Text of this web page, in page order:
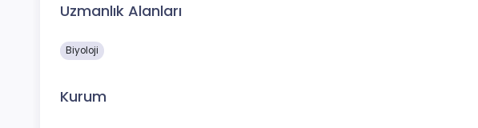
Uzmanlık Alanları
Biyoloji
Kurum